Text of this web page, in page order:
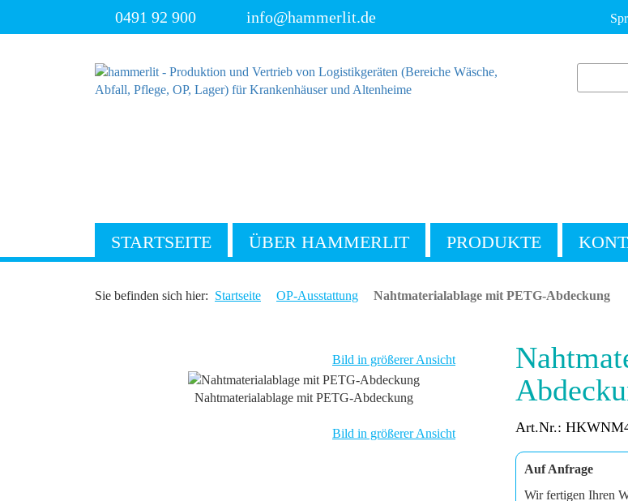
0491 92 900 info@hammerlit.de
STARTSEITE ÜBER HAMMERLIT PRODUKTE
Sie befinden sich hier: Startseite OP-Ausstattung Nahtmaterialablage mit PETG-Abdeckung
Art.Nr.:
Auf Anfrage
Wir fertigen Ihren
Bild in größerer Ansicht
Nahtmaterialablage mit PETG-Abdeckung
Bild in größerer Ansicht